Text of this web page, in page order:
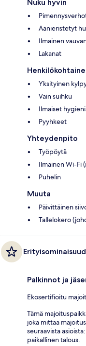
Nuku hyvin
Äänieristetyt
Ilmainen
Lakanat
Yksityinen
Vain suihku
Ilmaiset
Pyyhkeet
Yhteydenpito
Työpöytä
Ilmainen Wi-Fi
Puhelin
Muuta
Päivittäinen
Tallelokero
Palkinnot ja
Ekosertifioitu
Tämä
joka mittaa
seuraavista
paikallinen talous.